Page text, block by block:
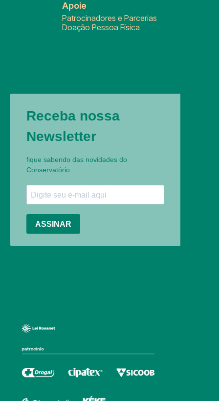
Apoie
Patrocinadores e Parcerias
Doação Pessoa Física